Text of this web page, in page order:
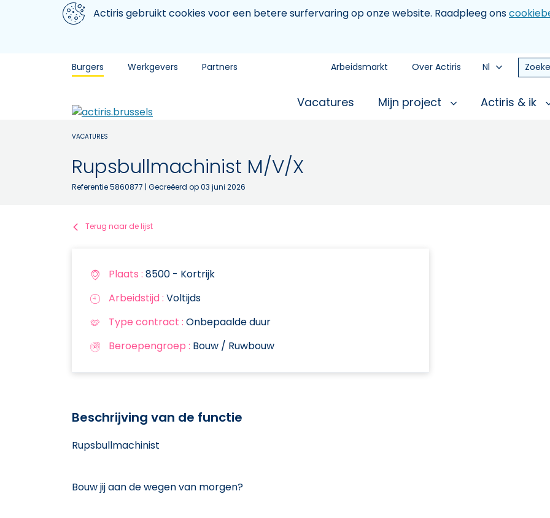
Aller au contenu principal
We gebruiken cookiesActiris gebruikt cookies voor een betere surfervaring op onze website. Raadpleeg ons
Burgers Werkgevers Partners Arbeidsmarkt Over Actiris Nl
Vacatures Mijn project Actiris & ik
VACATURES
Rupsbullmachinist M/V/X
Referentie 5860877 | Gecreëerd op 03 juni 2026
Terug naar de lijst
Plaats : 8500 - Kortrijk
Arbeidstijd : Voltijds
Type contract : Onbepaalde duur
Beroepengroep : Bouw / Ruwbouw
Beschrijving van de functie
Rupsbullmachinist
Bouw jij aan de wegen van morgen?